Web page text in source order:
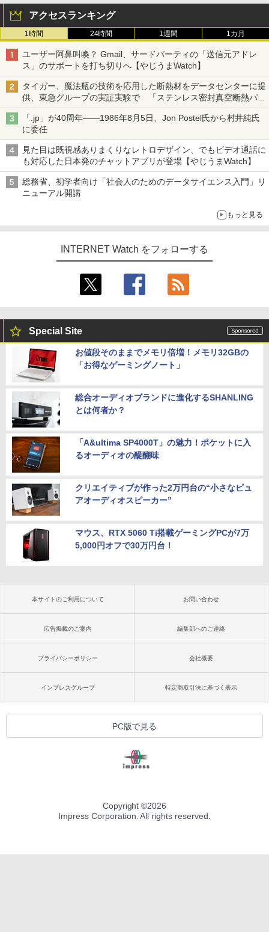
アクセスランキング
1時間 24時間 1週間 1カ月
ユーザー阿鼻叫喚？ Gmail、サードパーティの「送信元アドレ
ス」のサポートを打ち切りへ【やじうまWatch】
タイガー、魔法瓶の技術を応用した断熱材をデータセンターに提
供、東急グループの実証実験で 「ステンレス密封真空断熱パネ
ル TIVIP」
「.jp」が40周年――1986年8月5日、Jon Postel氏から村井純氏
に委任
見た目は既視感ありまくりなレトロデザイン、でもビデオ通話に
も対応した日本発のチャットアプリが登場【やじうまWatch】
総務省、初学者向け「社会人のためのデータサイエンス入門」リ
ニューアル開講
もっと見る
INTERNET Watch をフォローする
Special Site
お値段そのままでメモリ倍増！メモリ32GBの
「お得なゲーミングノート」
総合オーディオブランドに進化するSHANLING
とは何者か？
「A&ultima SP4000T」の魅力！ポケットに入
るオーディオの醍醐味
クリエイティブが作った2万円台の“小さなピュ
アオーディオスピーカー”
マウス、RTX 5060 Ti搭載ゲーミングPCが7万
5,000円オフで30万円台！
本サイトのご利用について お問い合わせ
広告掲載のご案内 編集部へのご連絡
プライバシーポリシー 会社概要
インプレスグループ 特定商取引法に基づく表示
PC版で見る
Copyright ©2026
Impress Corporation. All rights reserved.